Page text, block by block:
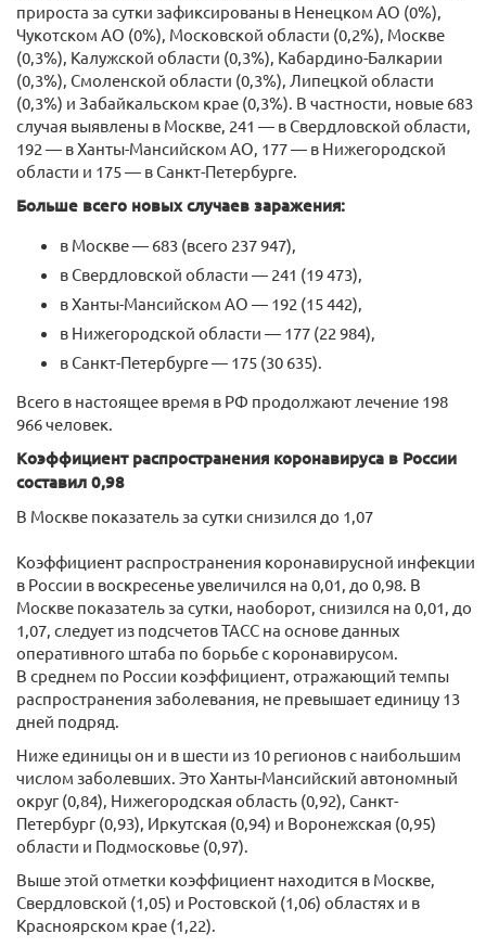
прироста за сутки зафиксированы в Ненецком АО (0%),
Чукотском АО (0%), Московской области (0,2%), Москве
(0,3%), Калужской области (0,3%), Кабардино-Балкарии
(0,3%), Смоленской области (0,3%), Липецкой области
(0,3%) и Забайкальском крае (0,3%). В частности, новые 683
случая выявлены в Москве, 241 — в Свердловской области,
192 — в Ханты-Мансийском АО, 177 — в Нижегородской
области и 175 — в Санкт-Петербурге.
Больше всего новых случаев заражения:
в Москве — 683 (всего 237 947),
в Свердловской области — 241 (19 473),
в Ханты-Мансийском АО — 192 (15 442),
в Нижегородской области — 177 (22 984),
в Санкт-Петербурге — 175 (30 635).
Всего в настоящее время в РФ продолжают лечение 198
966 человек.
Коэффициент распространения коронавируса в России
составил 0,98
В Москве показатель за сутки снизился до 1,07
Коэффициент распространения коронавирусной инфекции
в России в воскресенье увеличился на 0,01, до 0,98. В
Москве показатель за сутки, наоборот, снизился на 0,01, до
1,07, следует из подсчетов ТАСС на основе данных
оперативного штаба по борьбе с коронавирусом.
В среднем по России коэффициент, отражающий темпы
распространения заболевания, не превышает единицу 13
дней подряд.
Ниже единицы он и в шести из 10 регионов с наибольшим
числом заболевших. Это Ханты-Мансийский автономный
округ (0,84), Нижегородская область (0,92), Санкт-
Петербург (0,93), Иркутская (0,94) и Воронежская (0,95)
области и Подмосковье (0,97).
Выше этой отметки коэффициент находится в Москве,
Свердловской (1,05) и Ростовской (1,06) областях и в
Красноярском крае (1,22).